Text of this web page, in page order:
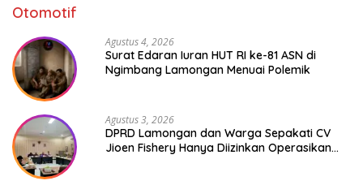
Otomotif
Agustus 4, 2026
Surat Edaran Iuran HUT RI ke-81 ASN di
Ngimbang Lamongan Menuai Polemik
Agustus 3, 2026
DPRD Lamongan dan Warga Sepakati CV
Jioen Fishery Hanya Diizinkan Operasikan